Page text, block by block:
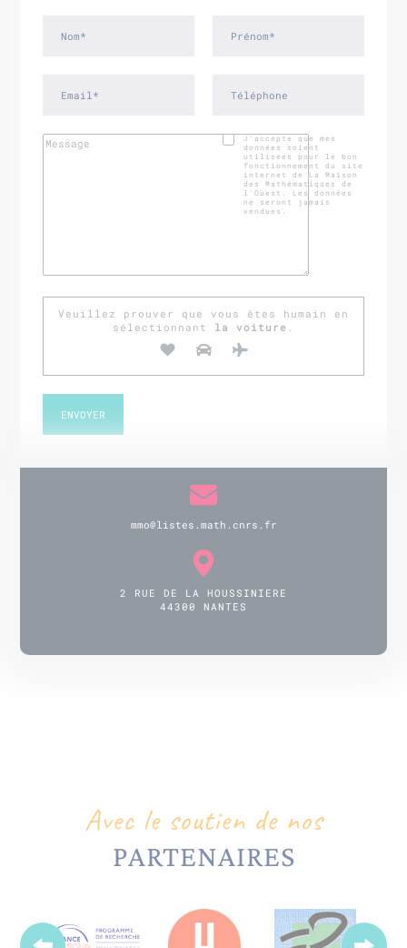
J’accepte que mes
données soient
utilisées pour le bon
fonctionnement du site
internet de La Maison
des Mathématiques de
l'Ouest. Les données
ne seront jamais
vendues.
Veuillez prouver que vous êtes humain en
sélectionnant
la voiture .
mmo@listes.math.cnrs.fr
2 RUE DE LA HOUSSINIERE
44300 NANTES
Avec le soutien de nos
PARTENAIRES